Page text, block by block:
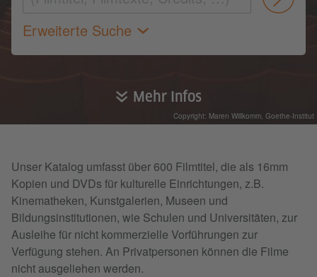
Erweiterte Suche
Mehr Infos
Copyright: Maren Willkomm, Goethe-Institut
Unser Katalog umfasst über 600 Filmtitel, die als 16mm
Kopien und DVDs für kulturelle Einrichtungen, z.B.
Kinematheken, Kunstgalerien, Museen und
Bildungsinstitutionen, wie Schulen und Universitäten, zur
Ausleihe für nicht kommerzielle Vorführungen zur
Verfügung stehen. An Privatpersonen können die Filme
nicht ausgeliehen werden.